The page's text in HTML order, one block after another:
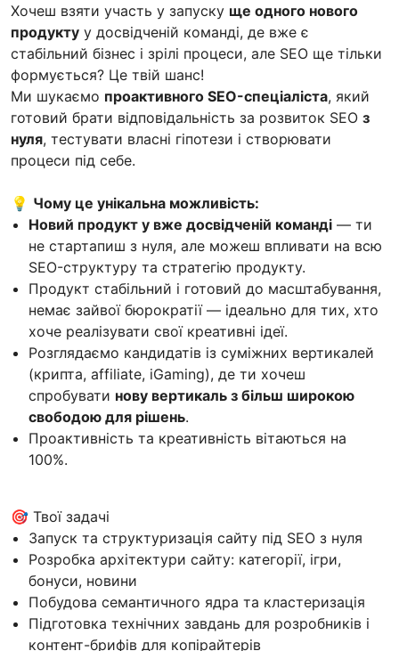
Хочеш взяти участь у запуску ще одного нового
продукту у досвідченій команді, де вже є
стабільний бізнес і зрілі процеси, але SEO ще тільки
формується? Це твій шанс!
Ми шукаємо проактивного SEO-спеціаліста, який
готовий брати відповідальність за розвиток SEO з
нуля, тестувати власні гіпотези і створювати
процеси під себе.
💡 Чому це унікальна можливість:
Новий продукт у вже досвідченій команді — ти
не стартапиш з нуля, але можеш впливати на всю
SEO-структуру та стратегію продукту.
Продукт стабільний і готовий до масштабування,
немає зайвої бюрократії — ідеально для тих, хто
хоче реалізувати свої креативні ідеї.
Розглядаємо кандидатів із суміжних вертикалей
(крипта, affiliate, iGaming), де ти хочеш
спробувати нову вертикаль з більш широкою
свободою для рішень.
Проактивність та креативність вітаються на
100%.
🎯 Твої задачі
Запуск та структуризація сайту під SEO з нуля
Розробка архітектури сайту: категорії, ігри,
бонуси, новини
Побудова семантичного ядра та кластеризація
Підготовка технічних завдань для розробників і
контент-брифів для копірайтерів